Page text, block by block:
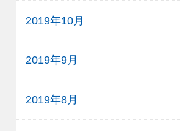
2019年10月
2019年9月
2019年8月